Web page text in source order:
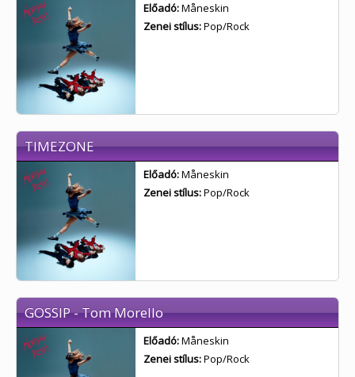
Előadó:Måneskin
Zenei stílus:Pop/Rock
TIMEZONE
Előadó:Måneskin
Zenei stílus:Pop/Rock
GOSSIP - Tom Morello
Előadó:Måneskin
Zenei stílus:Pop/Rock